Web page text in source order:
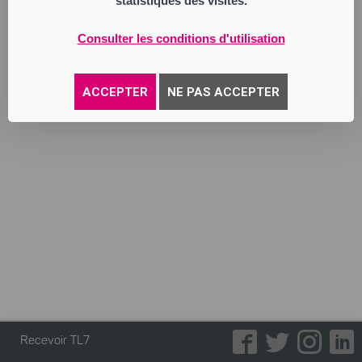
Consulter les conditions d'utilisation
ACCEPTER NE PAS ACCEPTER
901 868 190 RCS Saint Etienne
produits en tous lieux de boulangerie,
pâtisserie, sandwicherie, traiteur.
Annonce parue le 30/06/2026
Recevoir TL7